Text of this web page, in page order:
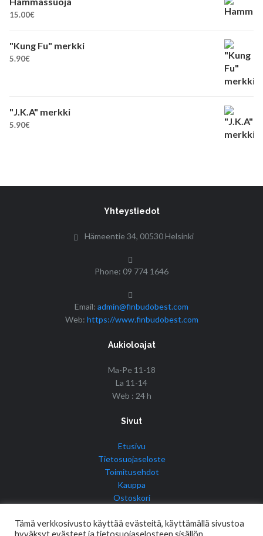
15.00€
"Kung Fu" merkki
5.90€
"J.K.A" merkki
5.90€
Yhteystiedot
Hämeentie 34, 00530 Helsinki
Phone: 09 774 1646
Email: admin@finbudobest.com
Web: https://www.finbudobest.com
Aukioloajat
Ma-Pe 11-18
La 11-14
Web : 24 h
Sivut
Etusivu
Tietosuojaseloste
Toimitusehdot
Kauppa
Ostoskori
Tämä verkkosivusto käyttää evästeitä, käyttämällä sivustoa
hyväksyt evästeet ja tietosuojaselosteen sisällön.